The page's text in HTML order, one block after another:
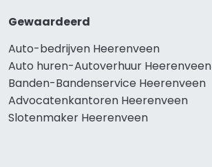
Gewaardeerd
Auto-bedrijven Heerenveen
Auto huren-Autoverhuur Heerenveen
Banden-Bandenservice Heerenveen
Advocatenkantoren Heerenveen
Slotenmaker Heerenveen